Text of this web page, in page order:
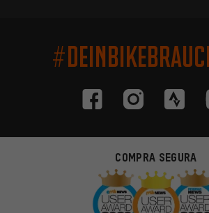
COMPRA SEGURA